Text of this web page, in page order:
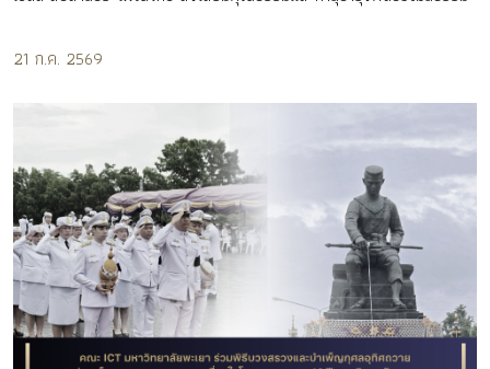
21 ก.ค. 2569